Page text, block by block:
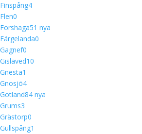
Finspång4
Flen0
Forshaga51 nya
Färgelanda0
Gagnef0
Gislaved10
Gnesta1
Gnosjö4
Gotland84 nya
Grums3
Grästorp0
Gullspång1